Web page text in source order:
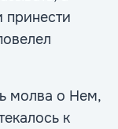
принести
молва о Нем,
к